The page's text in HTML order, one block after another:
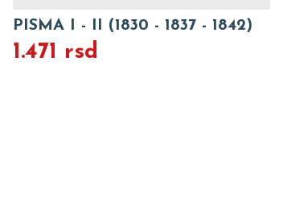
PISMA I - II (1830 - 1837 - 1842)
1.471 rsd